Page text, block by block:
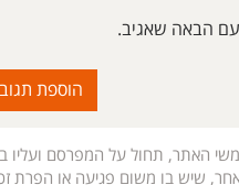
הבאה שאגיב.
האתר, תחול על המפרסם ועליו
שיש בו משום פגיעה או הפרת